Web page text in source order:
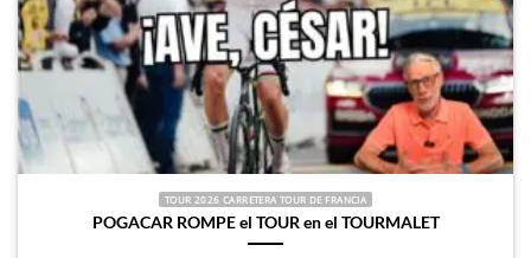
TOUR 2026 CARRETERA TOUR DE FRANCIA
POGACAR ROMPE el TOUR en el TOURMALET